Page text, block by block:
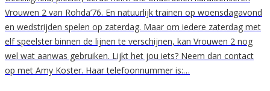
Vrouwen 2 van Rohda’76. En natuurlijk trainen op woensdagavond
en wedstrijden spelen op zaterdag. Maar om iedere zaterdag met
elf speelster binnen de lijnen te verschijnen, kan Vrouwen 2 nog
wel wat aanwas gebruiken. Lijkt het jou iets? Neem dan contact
op met Amy Koster. Haar telefoonnummer is:…